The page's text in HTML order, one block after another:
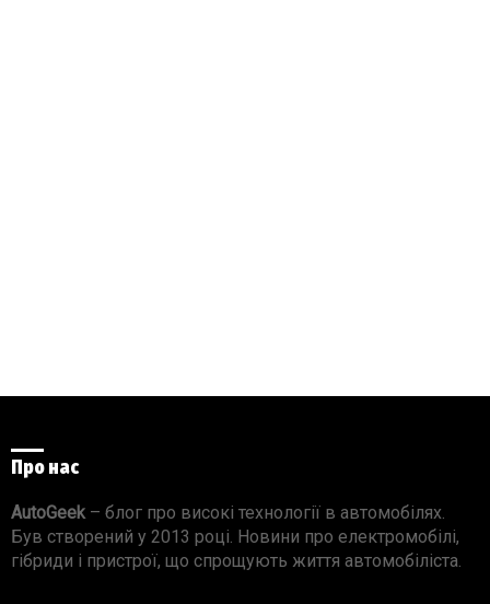
Про нас
AutoGeek– блог про високі технології в автомобілях.
Був створений у 2013 році. Новини про електромобілі,
гібриди і пристрої, що спрощують життя автомобіліста.